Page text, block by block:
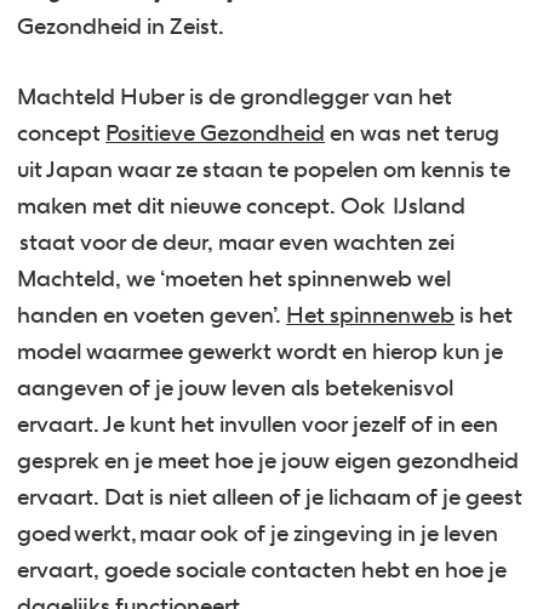
Gezondheid in Zeist.
Machteld Huber is de grondlegger van het
concept Positieve Gezondheid en was net terug
uit Japan waar ze staan te popelen om kennis te
maken met dit nieuwe concept. Ook IJsland
staat voor de deur, maar even wachten zei
Machteld, we ‘moeten het spinnenweb wel
handen en voeten geven’. Het spinnenweb is het
model waarmee gewerkt wordt en hierop kun je
aangeven of je jouw leven als betekenisvol
ervaart. Je kunt het invullen voor jezelf of in een
gesprek en je meet hoe je jouw eigen gezondheid
ervaart. Dat is niet alleen of je lichaam of je geest
goed werkt, maar ook of je zingeving in je leven
ervaart, goede sociale contacten hebt en hoe je